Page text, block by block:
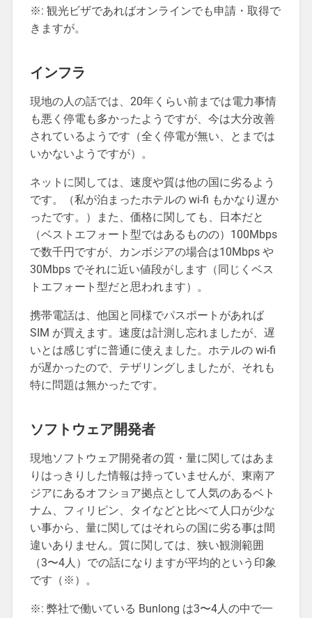
※: 観光ビザであればオンラインでも申請・取得で
きますが。
インフラ
現地の人の話では、20年くらい前までは電力事情
も悪く停電も多かったようですが、今は大分改善
されているようです（全く停電が無い、とまでは
いかないようですが）。
ネットに関しては、速度や質は他の国に劣るよう
です。（私が泊まったホテルの wi-fi もかなり遅か
ったです。）また、価格に関しても、日本だと
（ベストエフォート型ではあるものの）100Mbps
で数千円ですが、カンボジアの場合は10Mbps や
30Mbps でそれに近い値段がします（同じくベス
トエフォート型だと思われます）。
携帯電話は、他国と同様でパスポートがあれば
SIM が買えます。速度は計測し忘れましたが、遅
いとは感じずに普通に使えました。ホテルの wi-fi
が遅かったので、テザリングしましたが、それも
特に問題は無かったです。
ソフトウェア開発者
現地ソフトウェア開発者の質・量に関してはあま
りはっきりした情報は持っていませんが、東南ア
ジアにあるオフショア拠点として人気のあるベト
ナム、フィリピン、タイなどと比べて人口が少な
い事から、量に関してはそれらの国に劣る事は間
違いありません。質に関しては、狭い観測範囲
（3〜4人）での話になりますが平均的という印象
です（※）。
※: 弊社で働いている Bunlong は3〜4人の中で一